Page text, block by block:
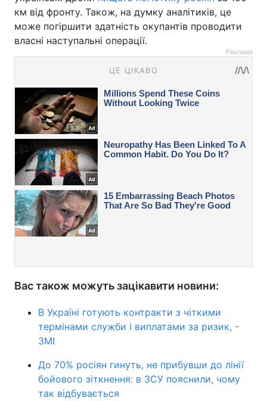
км від фронту. Також, на думку аналітиків, це
може погіршити здатність окупантів проводити
власні наступальні операції.
Реклама
Вас також можуть зацікавити новини:
В Україні готують контракти з чіткими
термінами служби і виплатами за ризик, -
ЗМІ
До 70% росіян гинуть, не прибувши до лінії
бойового зіткнення: в ЗСУ пояснили, чому
так відбувається